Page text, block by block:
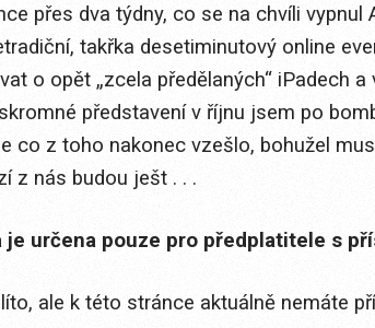
přes dva týdny, co se na chvíli vypnul
takřka desetiminutový online
o opět „zcela předělaných“ iPadech
představení v říjnu jsem po
co z toho nakonec vzešlo, bohužel
z nás budou ješt . . .
je určena pouze pro předplatitele s
ale k této stránce aktuálně nemáte